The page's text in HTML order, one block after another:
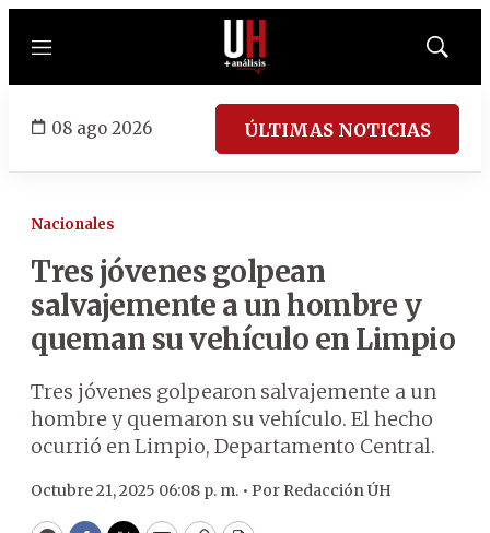
Menú
Mostrar
08 ago 2026 ÚLTIMAS NOTICIAS
Nacionales
Tres jóvenes golpean
salvajemente a un hombre y
queman su vehículo en Limpio
Tres jóvenes golpearon salvajemente a un
hombre y quemaron su vehículo. El hecho
ocurrió en Limpio, Departamento Central.
Octubre 21, 2025 06:08 p. m. • Por Redacción ÚH